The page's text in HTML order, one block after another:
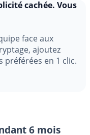
face aux
ajoutez
en 1 clic.